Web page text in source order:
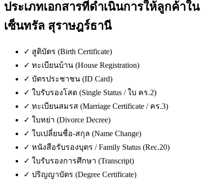
ประเภทเอกสารที่ดำเนินการให้ลูกค้าใน
เซ็นทรัล สุราษฎร์ธานี
✓ สูติบัตร (Birth Certificate)
✓ ทะเบียนบ้าน (House Registration)
✓ บัตรประชาชน (ID Card)
✓ ใบรับรองโสด (Single Status / ใบ คร.2)
✓ ทะเบียนสมรส (Marriage Certificate / คร.3)
✓ ใบหย่า (Divorce Decree)
✓ ใบเปลี่ยนชื่อ-สกุล (Name Change)
✓ หนังสือรับรองบุตร / Family Status (Rec.20)
✓ ใบรับรองการศึกษา (Transcript)
✓ ปริญญาบัตร (Degree Certificate)